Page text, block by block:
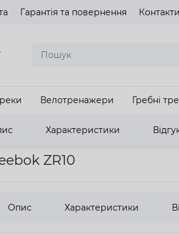
Гарантія та повернення Контакти
Велотренажери Гребні
Характеристики
Велотренажери Велотренажер Reebok
ZR10
Опис Характеристики